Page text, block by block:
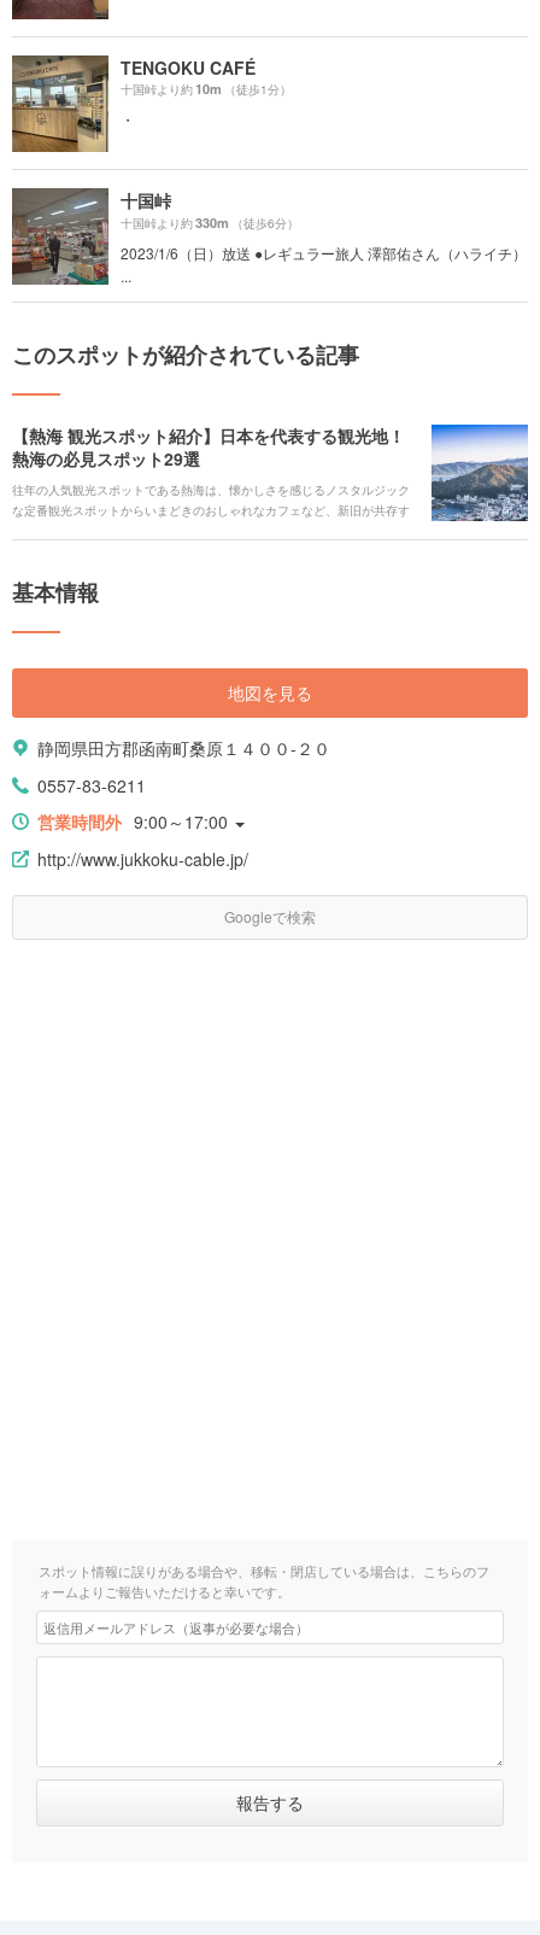
TENGOKU CAFÉ
十国峠より約10m （徒歩1分）
・
十国峠
十国峠より約330m （徒歩6分）
2023/1/6（日）放送 ●レギュラー旅人 澤部佑さん（ハライチ）
...
このスポットが紹介されている記事
【熱海 観光スポット紹介】日本を代表する観光地！
熱海の必見スポット29選
往年の人気観光スポットである熱海は、懐かしさを感じるノスタルジック
な定番観光スポットからいまどきのおしゃれなカフェなど、新旧が共存す
に訪れた際はぜひ行ってみたくなる、熱海の魅力がたっぷりつまった厳選
基本情報
地図を見る
静岡県田方郡函南町桑原１４００-２０
0557-83-6211
営業時間外 9:00～17:00
http://www.jukkoku-cable.jp/
Googleで検索
スポット情報に誤りがある場合や、移転・閉店している場合は、こちらのフ
ォームよりご報告いただけると幸いです。